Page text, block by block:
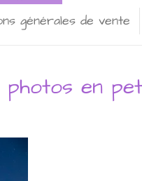
générales de vente
en